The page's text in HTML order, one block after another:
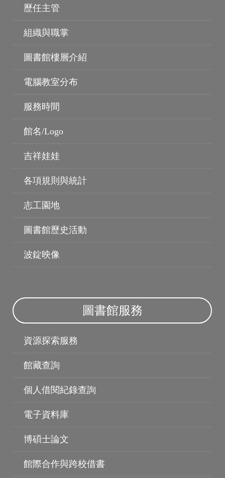
歷任主管
組織與職掌
圖書館樓層介紹
電腦教室分布
服務時間
館名/Logo
吉祥娃娃
各項規則與統計
志工園地
圖書館歷史活動
波錠映像
圖書館服務
資源探索服務
館藏查詢
個人借閱紀錄查詢
電子資料庫
博碩士論文
館際合作與跨校借書